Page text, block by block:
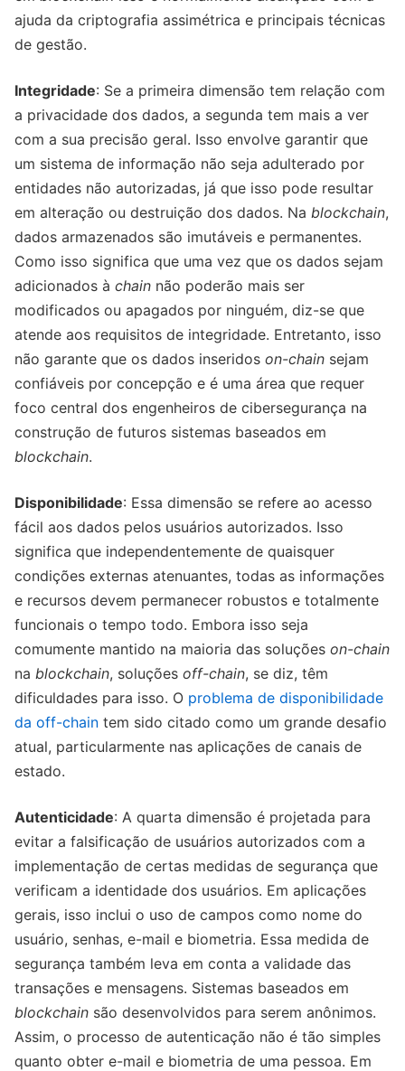
ajuda da criptografia assimétrica e principais técnicas
de gestão.
Integridade: Se a primeira dimensão tem relação com
a privacidade dos dados, a segunda tem mais a ver
com a sua precisão geral. Isso envolve garantir que
um sistema de informação não seja adulterado por
entidades não autorizadas, já que isso pode resultar
em alteração ou destruição dos dados. Na blockchain,
dados armazenados são imutáveis e permanentes.
Como isso significa que uma vez que os dados sejam
adicionados à chain não poderão mais ser
modificados ou apagados por ninguém, diz-se que
atende aos requisitos de integridade. Entretanto, isso
não garante que os dados inseridos on-chain sejam
confiáveis por concepção e é uma área que requer
foco central dos engenheiros de cibersegurança na
construção de futuros sistemas baseados em
blockchain.
Disponibilidade: Essa dimensão se refere ao acesso
fácil aos dados pelos usuários autorizados. Isso
significa que independentemente de quaisquer
condições externas atenuantes, todas as informações
e recursos devem permanecer robustos e totalmente
funcionais o tempo todo. Embora isso seja
comumente mantido na maioria das soluções on-chain
na blockchain, soluções off-chain, se diz, têm
dificuldades para isso. O problema de disponibilidade
da off-chain tem sido citado como um grande desafio
atual, particularmente nas aplicações de canais de
estado.
Autenticidade: A quarta dimensão é projetada para
evitar a falsificação de usuários autorizados com a
implementação de certas medidas de segurança que
verificam a identidade dos usuários. Em aplicações
gerais, isso inclui o uso de campos como nome do
usuário, senhas, e-mail e biometria. Essa medida de
segurança também leva em conta a validade das
transações e mensagens. Sistemas baseados em
blockchain são desenvolvidos para serem anônimos.
Assim, o processo de autenticação não é tão simples
quanto obter e-mail e biometria de uma pessoa. Em